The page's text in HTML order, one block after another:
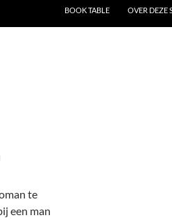
BOOK TABLE
OVER DEZE
te
een man